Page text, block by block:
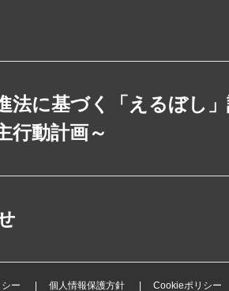
法に基づく「えるぼし
行動計画～
ー 個人情報保護方針 Cookieポリシー